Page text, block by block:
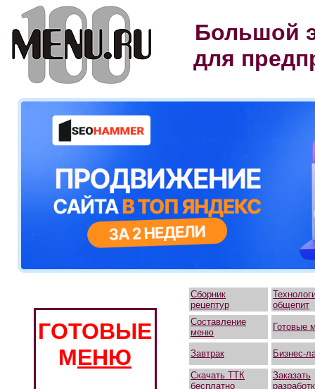
Большой
для
ГОТОВЫЕ
МЕНЮ
Сборник
рецептур
общепит
Составление
меню
Готовые
Завтрак Бизнес-
Скачать ТТК
бесплатно
Заказать